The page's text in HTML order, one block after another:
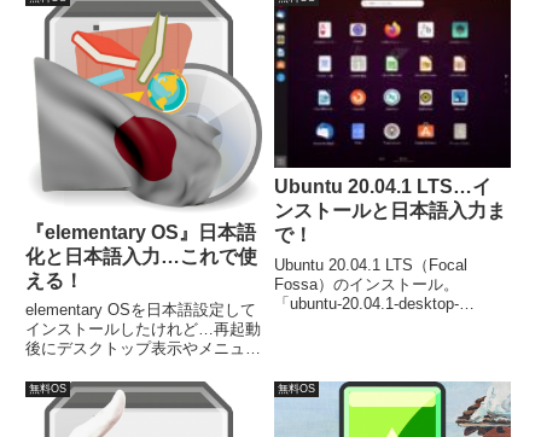
256MB（推奨1GB）、空きディ
スク容量：10GB。
『elementary OS』日本語
化と日本語入力…これで使
える！
elementary OSを日本語設定して
インストールしたけれど…再起動
後にデスクトップ表示やメニュー
は「AppCenter」でアップデート
してから、Language & Region を
開いて日本語設定を行います。
Ubuntu 20.04.1 LTS…イ
ンストールと日本語入力ま
で！
Ubuntu 20.04.1 LTS（Focal
Fossa）のインストール。
「ubuntu-20.04.1-desktop-
動後は日本語入力が可能です。
無料OS 無料OS